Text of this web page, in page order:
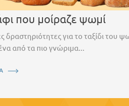
που μοίραζε ψωμί
δραστηριότητες για το ταξίδι του
από τα πιο γνώριμα...